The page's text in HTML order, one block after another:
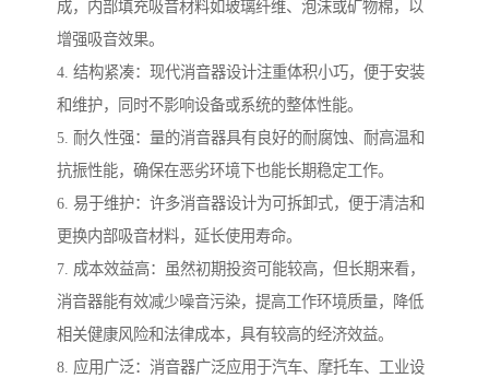
成，内部填充吸音材料如玻璃纤维、泡沫或矿物棉，以
增强吸音效果。
4. 结构紧凑：现代消音器设计注重体积小巧，便于安装
和维护，同时不影响设备或系统的整体性能。
5. 耐久性强：量的消音器具有良好的耐腐蚀、耐高温和
抗振性能，确保在恶劣环境下也能长期稳定工作。
6. 易于维护：许多消音器设计为可拆卸式，便于清洁和
更换内部吸音材料，延长使用寿命。
7. 成本效益高：虽然初期投资可能较高，但长期来看，
消音器能有效减少噪音污染，提高工作环境质量，降低
相关健康风险和法律成本，具有较高的经济效益。
8. 应用广泛：消音器广泛应用于汽车、摩托车、工业设